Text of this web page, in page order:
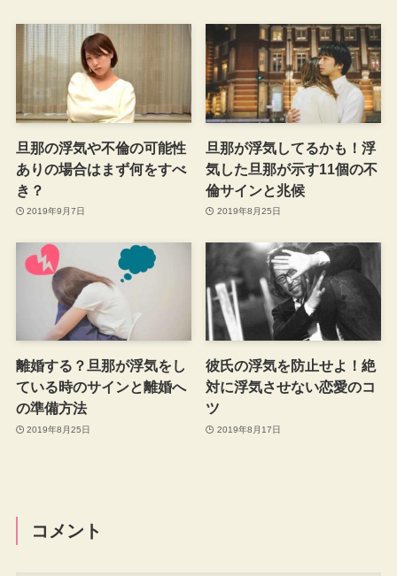
旦那の浮気や不倫の可能性
ありの場合はまず何をすべ
き？
2019年9月7日
旦那が浮気してるかも！浮
気した旦那が示す11個の不
倫サインと兆候
2019年8月25日
離婚する？旦那が浮気をし
ている時のサインと離婚へ
の準備方法
2019年8月25日
彼氏の浮気を防止せよ！絶
対に浮気させない恋愛のコ
ツ
2019年8月17日
コメント